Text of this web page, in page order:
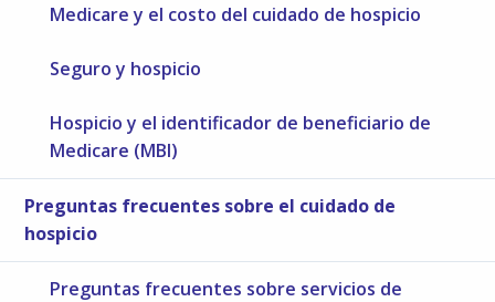
Medicare y el costo del cuidado de hospicio
Seguro y hospicio
Hospicio y el identificador de beneficiario de
Medicare (MBI)
Preguntas frecuentes sobre el cuidado de
hospicio
Preguntas frecuentes sobre servicios de